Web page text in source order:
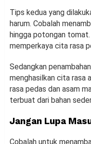
Tips kedua yang
harum. Cobalah
hingga potongan
memperkaya cita rasa
Sedangkan
menghasilkan cita rasa
rasa pedas dan asam
terbuat dari bahan
Jangan Lupa
Cobalah untuk